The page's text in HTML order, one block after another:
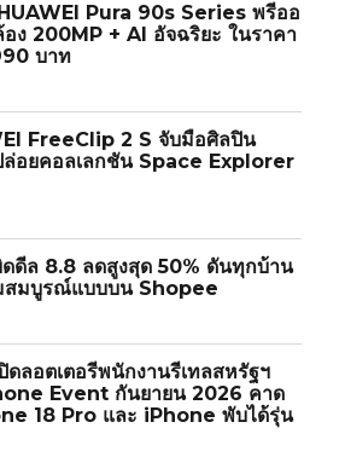
Pura 90s Series พรีออ
อง 200MP + AI อัจฉริยะ ในราคา
บาท
FreeClip 2 S จับมือศิลปิน
อยคอลเลกชัน Space Explorer
ดดีล 8.8 ลดสูงสุด 50% ดันทุกบ้าน
สมบูรณ์แบบบน Shopee
ปิดลอตเตอรีพนักงานรีเทลสหรัฐฯ
Event กันยายน 2026 คาด
18 Pro และ iPhone พับได้รุ่น